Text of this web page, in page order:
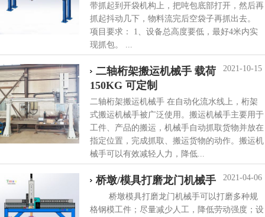
带抓起到开袋机构上，把吨包底部打开，然后再
抓起抖动几下，物料流完后空袋子再抓出去。
项目要求： 1、设备总高度要低，最好4米内实
现抓包。 ...
2021-10-15
二轴桁架搬运机械手 载荷
150KG 可定制
二轴桁架搬运机械手 在自动化流水线上，桁架
式搬运机械手被广泛使用。搬运机械手主要用于
工件、产品的搬运，机械手自动抓取货物并放在
指定位置，完成抓取、搬运货物的动作。搬运机
械手可以有效减轻人力，降低...
2021-04-06
桥墩/模具打磨龙门机械手
桥墩模具打磨龙门机械手可以打磨多种规
格钢模工件；尽量减少人工，降低劳动强度；设